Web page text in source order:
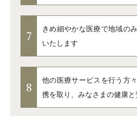
7
きめ細やかな医療で地域の
いたします
8
他の医療サービスを行う方
携を取り、みなさまの健康